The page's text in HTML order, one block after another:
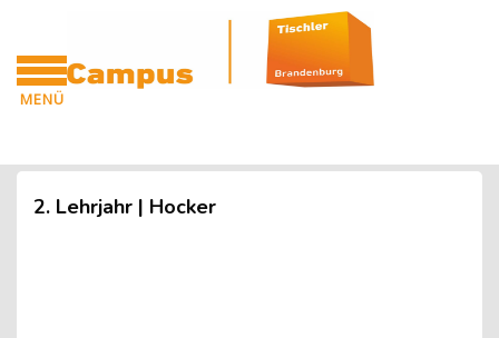
MENÜ
Zum Hauptinhalt
Blöcke
Blöcke
2. Lehrjahr | Hocker